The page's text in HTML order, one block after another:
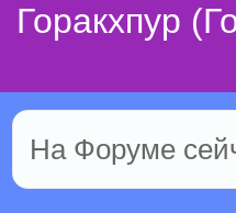
Горакхпур
На Форуме